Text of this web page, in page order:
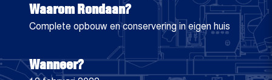
Waarom Rondaan?
Complete opbouw en conservering in eigen huis
Wanneer?